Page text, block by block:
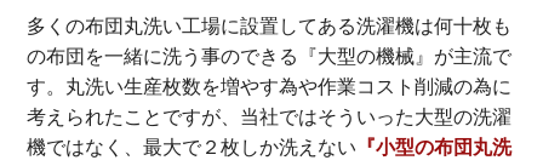
多くの布団丸洗い工場に設置してある洗濯機は何十枚も
の布団を一緒に洗う事のできる『大型の機械』が主流で
す。丸洗い生産枚数を増やす為や作業コスト削減の為に
考えられたことですが、当社ではそういった大型の洗濯
機ではなく、最大で２枚しか洗えない 『小型の布団丸洗